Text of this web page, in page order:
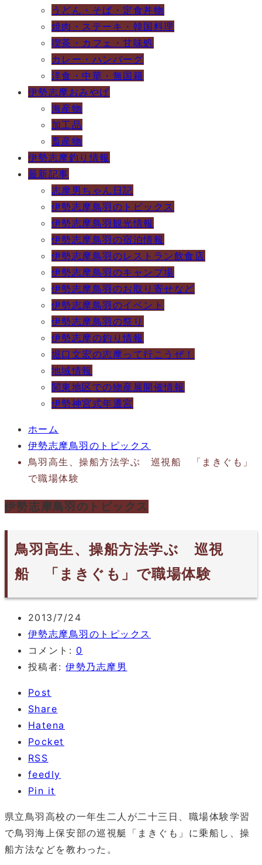
うどん・そば・定食丼物
焼肉・ステーキ・韓国料理
喫茶・カフェ・甘味処
カレー・ハンバーグ
洋食・中華・無国籍
伊勢志摩おみやげ
海産物
加工品
畜産物
伊勢志摩釣り情報
最新記事
志摩男ちゃん日記
伊勢志摩鳥羽のトピックス
伊勢志摩鳥羽観光情報
伊勢志摩鳥羽の宿泊情報
伊勢志摩鳥羽のレストラン飲食店
伊勢志摩鳥羽のキャンプ場
伊勢志摩鳥羽のお取り寄せなど
伊勢志摩鳥羽のイベント
伊勢志摩鳥羽の祭り
伊勢志摩の釣り情報
堀口文宏の志摩って行こうぜ！
地域情報
関東地区での物産展開催情報
伊勢神宮式年遷宮
ホーム
伊勢志摩鳥羽のトピックス
鳥羽高生、操船方法学ぶ 巡視船 「まきぐも」
で職場体験
伊勢志摩鳥羽のトピックス
鳥羽高生、操船方法学ぶ 巡視
船 「まきぐも」で職場体験
2013/7/24
伊勢志摩鳥羽のトピックス
コメント: 0
投稿者:伊勢乃志摩男
Post
Share
Hatena
Pocket
RSS
feedly
Pin it
県立鳥羽高校の一年生二人が二十三日、職場体験学習
で鳥羽海上保安部の巡視艇「まきぐも」に乗船し、操
船方法などを教わった。